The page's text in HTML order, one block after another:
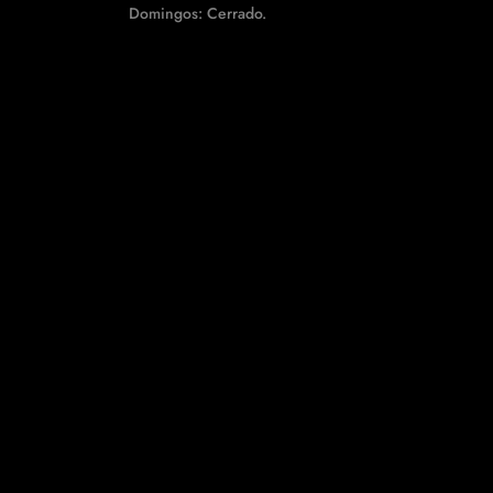
Domingos: Cerrado.